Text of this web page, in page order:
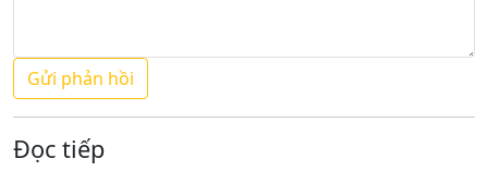
Đọc tiếp